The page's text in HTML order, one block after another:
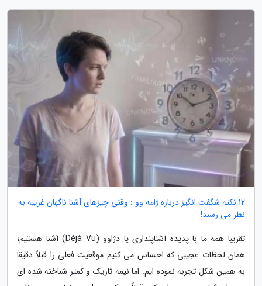
12 نکته شگفت انگیز درباره ژامه وو : وقتی چیزهای آشنا ناگهان غریبه به
نظر می رسند!
تقریبا همه ما با پدیده آشناپنداری یا دژاوو (Déjà Vu) آشنا هستیم؛
همان لحظات عجیبی که احساس می کنیم موقعیت فعلی را قبلاً دقیقاً
به همین شکل تجربه نموده ایم. اما نیمه تاریک و کمتر شناخته شده ای